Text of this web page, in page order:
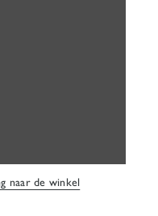
naar de winkel